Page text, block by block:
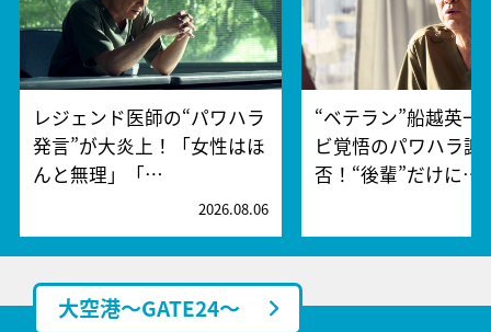
レジェンド医師の“パワハラ
発言”が大炎上！「女性はほ
んと無理」「…
2026.08.06
“ベテラン”船越英一
ビ覚悟のパワハラ謝
否！“後輩”だけに…
大空港～GATE24～